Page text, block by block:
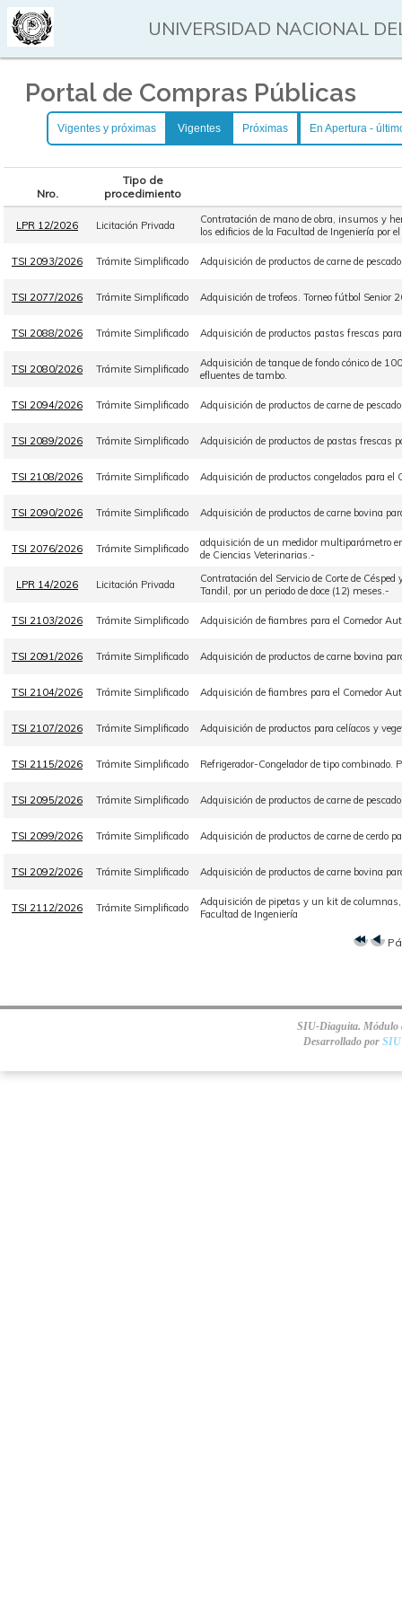
UNIVERSIDAD NACIONAL
Portal de Compras Públicas
Vigentes y próximas Vigentes Próximas En Apertura -
Nro.
Tipo de
procedimiento
LPR 12/2026 Licitación Privada
Contratación de mano de obra, insumos y
los edificios de la Facultad de Ingeniería por
TSI 2093/2026 Trámite Simplificado Adquisición de productos de carne de
TSI 2077/2026 Trámite Simplificado Adquisición de trofeos. Torneo fútbol Senior
TSI 2088/2026 Trámite Simplificado Adquisición de productos pastas frescas
TSI 2080/2026 Trámite Simplificado
Adquisición de tanque de fondo cónico de
efluentes de tambo.
TSI 2094/2026 Trámite Simplificado Adquisición de productos de carne de
TSI 2089/2026 Trámite Simplificado Adquisición de productos de pastas frescas
TSI 2108/2026 Trámite Simplificado Adquisición de productos congelados para
TSI 2090/2026 Trámite Simplificado Adquisición de productos de carne bovina
TSI 2076/2026 Trámite Simplificado
adquisición de un medidor multiparámetro
de Ciencias Veterinarias.-
LPR 14/2026 Licitación Privada
Contratación del Servicio de Corte de
Tandil, por un periodo de doce (12) meses.-
TSI 2103/2026 Trámite Simplificado Adquisición de fiambres para el Comedor
TSI 2091/2026 Trámite Simplificado Adquisición de productos de carne bovina
TSI 2104/2026 Trámite Simplificado Adquisición de fiambres para el Comedor
TSI 2107/2026 Trámite Simplificado Adquisición de productos para celíacos y
TSI 2115/2026 Trámite Simplificado Refrigerador-Congelador de tipo
TSI 2095/2026 Trámite Simplificado Adquisición de productos de carne de
TSI 2099/2026 Trámite Simplificado Adquisición de productos de carne de cerdo
TSI 2092/2026 Trámite Simplificado Adquisición de productos de carne bovina
TSI 2112/2026 Trámite Simplificado
Adquisición de pipetas y un kit de
Facultad de Ingeniería
SIU-Diaguita. Módulo
Desarrollado por SIU